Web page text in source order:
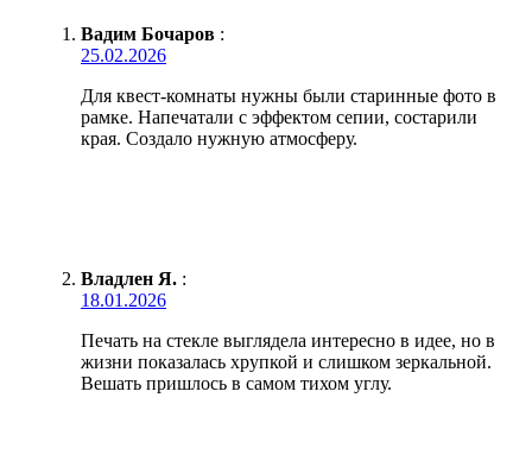
Вадим Бочаров :
25.02.2026
Для квест-комнаты нужны были старинные фото в
рамке. Напечатали с эффектом сепии, состарили
края. Создало нужную атмосферу.
Владлен Я. :
18.01.2026
Печать на стекле выглядела интересно в идее, но в
жизни показалась хрупкой и слишком зеркальной.
Вешать пришлось в самом тихом углу.